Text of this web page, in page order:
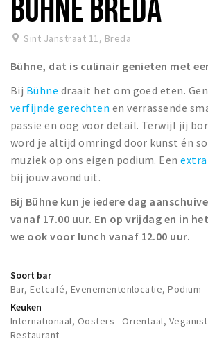
Huisarts en eerste hulp
Q&A
Breda Student Shop
Draai aan het rad!
VRIJE TIJD
Sport
Nieuws
Agenda
Musea, theaters & podia
Uitjes & activiteiten
Studentenroutes
Natuurgebieden
BÜHNE BREDA
Sint Janstraat 11, Breda
Bühne, dat is culinair genieten met
Bij Bühne draait het om goed eten.
verfijnde gerechten en verrassende
passie en oog voor detail. Terwijl jij
word je altijd omringd door kunst én
muziek op ons eigen podium. Een
bij jouw avond uit.
Bij Bühne kun je iedere dag
vanaf 17.00 uur. En op vrijdag en in
we ook voor lunch vanaf 12.00 uur.
Soort bar
Bar, Eetcafé, Evenementenlocatie, Podium
Keuken
Internationaal, Oosters - Orientaal,
Restaurant